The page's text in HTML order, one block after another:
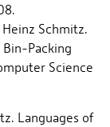
Schmitz.
Packing
Science
Languages of